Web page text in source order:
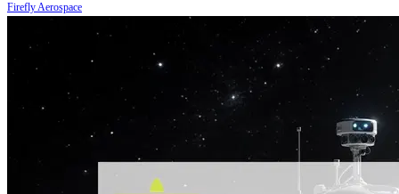
Firefly Aerospace